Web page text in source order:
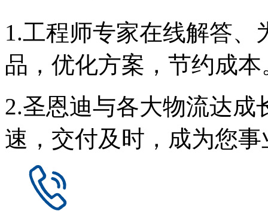
1.工程师专家在线解答
品，优化方案，节约成本
2.圣恩迪与各大物流达成
速，交付及时，成为您